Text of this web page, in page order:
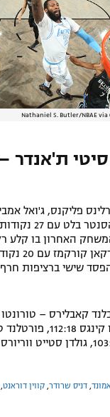
Nathaniel S. Butler/NBAE
ת'אנדר
פליקנס, ג'ואל
למסלול
ניסיונות
יוטה ג'אז – סקרמנטו
דטרויט פיסטונס 103:118, גולדן
דניס שרודר קווין דוראנט